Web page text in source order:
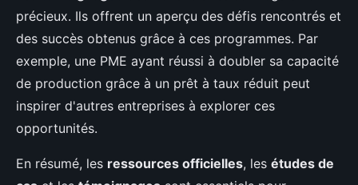
précieux. Ils offrent un aperçu des défis rencontrés et
des succès obtenus grâce à ces programmes. Par
exemple, une PME ayant réussi à doubler sa capacité
de production grâce à un prêt à taux réduit peut
inspirer d'autres entreprises à explorer ces
opportunités.
En résumé, les ressources officielles, les études de